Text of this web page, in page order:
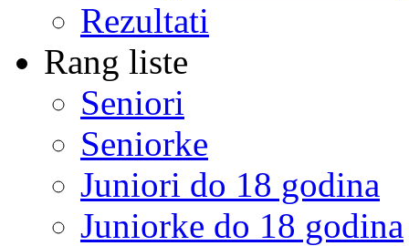
Rezultati
Rang liste
Seniori
Seniorke
Juniori do 18 godina
Juniorke do 18 godina